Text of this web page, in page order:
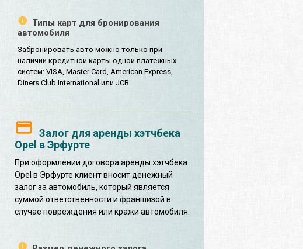
Типы карт для бронирования
автомобиля
Забронировать авто можно только при
наличии кредитной карты одной платёжных
систем: VISA, Master Card, American Express,
Diners Club International или JCB.
Залог для аренды хэтчбека
Opel в Эрфурте
При оформлении договора аренды хэтчбека
Opel в Эрфурте клиент вносит денежный
залог за автомобиль, который является
суммой ответственности и франшизой в
случае повреждения или кражи автомобиля.